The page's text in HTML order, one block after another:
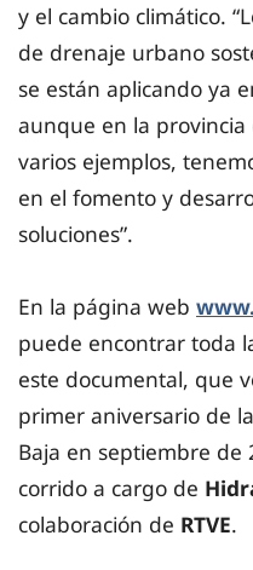
y el cambio climático.
de drenaje urbano
se están aplicando ya
aunque en la
varios ejemplos,
en el fomento y
soluciones”.
En la página web
puede encontrar toda
este documental, que
primer aniversario de
Baja en septiembre de
corrido a cargo de
colaboración de RTVE.